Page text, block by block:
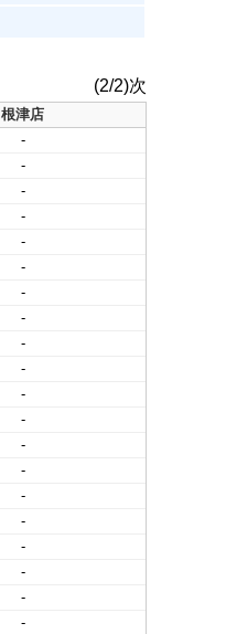
(2/2)次
根津店
-
-
-
-
-
-
-
-
-
-
-
-
-
-
-
-
-
-
-
-